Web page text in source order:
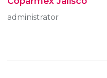
administrator